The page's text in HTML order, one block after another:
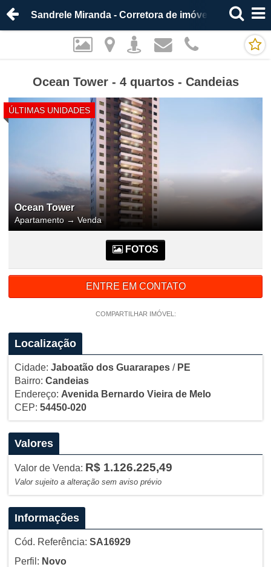
Sandrele Miranda - Corretora de imóveis
Ocean Tower - 4 quartos - Candeias
ÚLTIMAS UNIDADES
Ocean Tower
Apartamento → Venda
FOTOS
ENTRE EM CONTATO
COMPARTILHAR IMÓVEL:
Localização
Cidade: Jaboatão dos Guararapes/ PE
Bairro: Candeias
Endereço: Avenida Bernardo Vieira de Melo
CEP: 54450-020
Valores
Valor de Venda: R$ 1.126.225,49
Valor sujeito a alteração sem aviso prévio
Informações
Cód. Referência: SA16929
Perfil: Novo